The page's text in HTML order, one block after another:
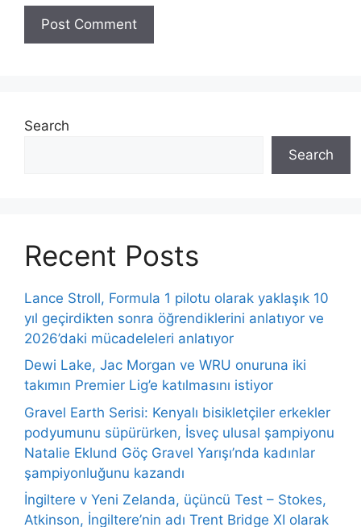
Search
Search
Recent Posts
Lance Stroll, Formula 1 pilotu olarak yaklaşık 10
yıl geçirdikten sonra öğrendiklerini anlatıyor ve
2026’daki mücadeleleri anlatıyor
Dewi Lake, Jac Morgan ve WRU onuruna iki
takımın Premier Lig’e katılmasını istiyor
Gravel Earth Serisi: Kenyalı bisikletçiler erkekler
podyumunu süpürürken, İsveç ulusal şampiyonu
Natalie Eklund Göç Gravel Yarışı’nda kadınlar
şampiyonluğunu kazandı
İngiltere v Yeni Zelanda, üçüncü Test – Stokes,
Atkinson, İngiltere’nin adı Trent Bridge XI olarak